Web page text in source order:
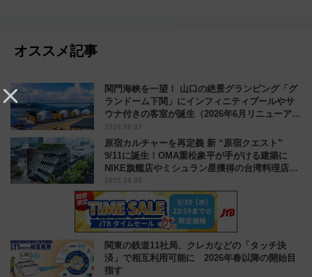
オススメ記事
関門海峡を一望！ 山口の絶景グランピング「グ
ランドーム下関」にインフィニティプールやサ
ウナ付きの客室が誕生（2026年6月リニューア
ル）
2026.06.07
原宿カルチャーを再定義 新 “原宿クエスト”
9/11に誕生！OMA重松象平が手がける建築に
NIKE旗艦店やミシュラン星獲得の台湾料理店な
どが集結
2025.09.05
関東の鉄道11社局、クレカなどの「タッチ決
済」で相互利用可能に 2026年春以降の開始目
指す